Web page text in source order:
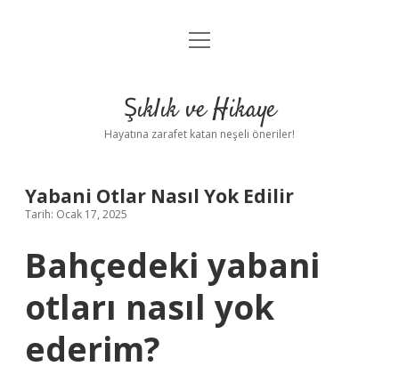
Anasayfa
Yasal Uyarı
menüyü
Şıklık ve Hikaye
Hayatına zarafet katan neşeli öneriler!
Yabani Otlar Nasıl Yok Edilir
Tarih: Ocak 17, 2025
Bahçedeki yabani
otları nasıl yok
ederim?